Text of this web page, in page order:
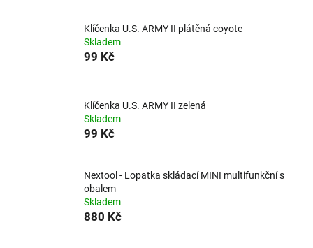
Klíčenka U.S. ARMY II plátěná coyote
Skladem
99 Kč
Klíčenka U.S. ARMY II zelená
Skladem
99 Kč
Nextool - Lopatka skládací MINI multifunkční s
obalem
Skladem
880 Kč